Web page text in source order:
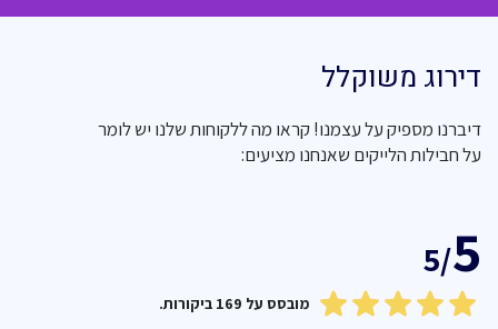
דירוג משוקלל
דיברנו מספיק על עצמנו! קראו מה ללקוחות שלנו יש לומר
על חבילות הלייקים שאנחנו מציעים:
5
/5
מובסס על 169 ביקורות.